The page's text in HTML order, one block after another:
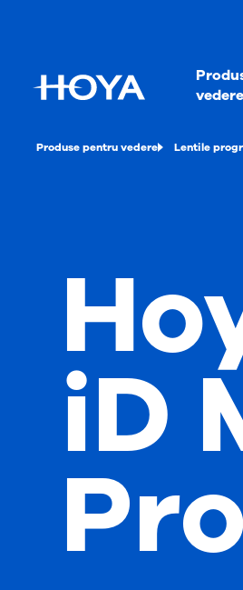
vedere
Produse pentru vedere Lentile
iD